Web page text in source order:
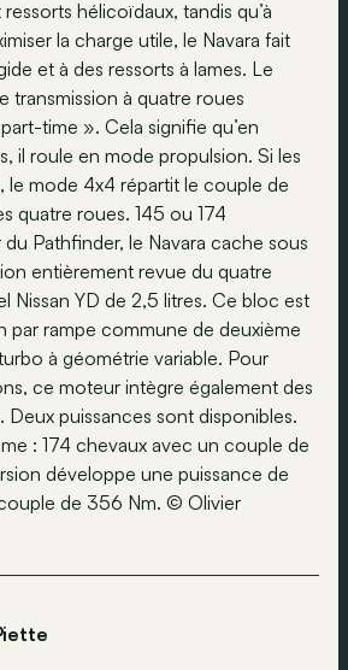
hélicoïdaux, tandis qu’à
la charge utile, le Navara fait
et à des ressorts à lames. Le
transmission à quatre roues
time ». Cela signifie qu’en
il roule en mode propulsion. Si les
le mode 4x4 répartit le couple de
quatre roues. 145 ou 174
du Pathfinder, le Navara cache sous
entièrement revue du quatre
Nissan YD de 2,5 litres. Ce bloc est
par rampe commune de deuxième
à géométrie variable. Pour
ce moteur intègre également des
Deux puissances sont disponibles.
: 174 chevaux avec un couple de
développe une puissance de
de 356 Nm. © Olivier